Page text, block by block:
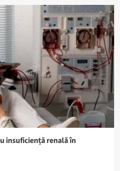
insuficiență renală în